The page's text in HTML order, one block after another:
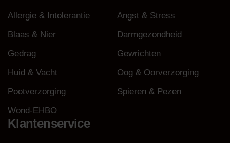
Allergie & Intolerantie
Angst & Stress
Blaas & Nier
Darmgezondheid
Gedrag
Gewrichten
Huid & Vacht
Oog & Oorverzorging
Pootverzorging
Spieren & Pezen
Wond-EHBO
Klantenservice